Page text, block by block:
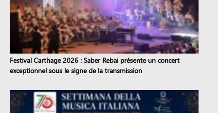
Festival Carthage 2026 : Saber Rebai présente un concert
exceptionnel sous le signe de la transmission